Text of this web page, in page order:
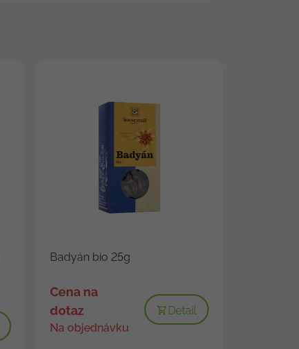
Badyán bio 25g
Cena na
dotaz
Na objednávku
Detail